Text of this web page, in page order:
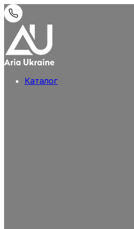
Каталог